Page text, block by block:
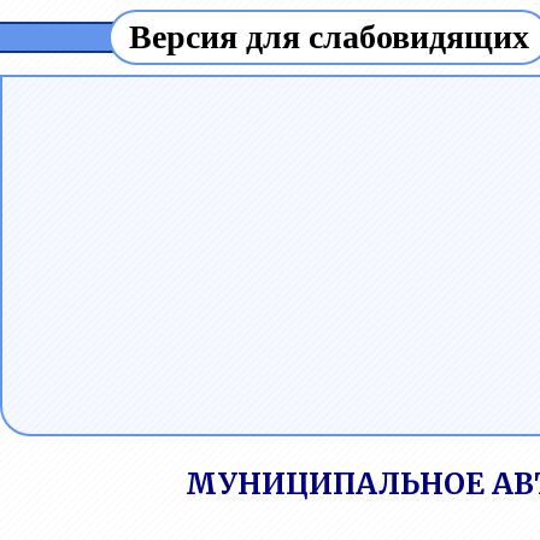
Версия для слабовидящих
МУНИЦИПАЛЬНОЕ